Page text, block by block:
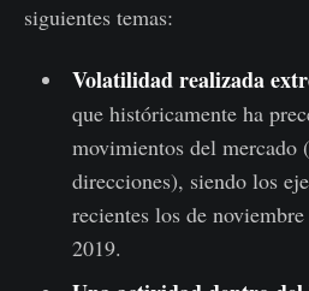
siguientes temas:
Volatilidad realizada
que históricamente ha
movimientos del mercado
direcciones), siendo los
recientes los de
2019.